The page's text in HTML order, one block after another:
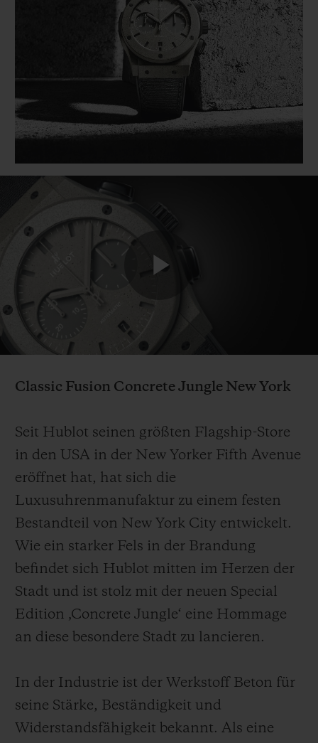
Classic Fusion Concrete Jungle New York
Seit Hublot seinen größten Flagship-Store
in den USA in der New Yorker Fifth Avenue
eröffnet hat, hat sich die
Luxusuhrenmanufaktur zu einem festen
Bestandteil von New York City entwickelt.
Wie ein starker Fels in der Brandung
befindet sich Hublot mitten im Herzen der
Stadt und ist stolz mit der neuen Special
Edition ‚Concrete Jungle‘ eine Hommage
an diese besondere Stadt zu lancieren.
In der Industrie ist der Werkstoff Beton für
seine Stärke, Beständigkeit und
Widerstandsfähigkeit bekannt. Als eine
BIG BANG
PEACH CERAMIC
SPIRIT OF BIG
ESSENTIAL
EXKLUSIV
EXKLUSIVE DIENSTLEISTUNGEN
EINE BOUTIQUE FINDEN